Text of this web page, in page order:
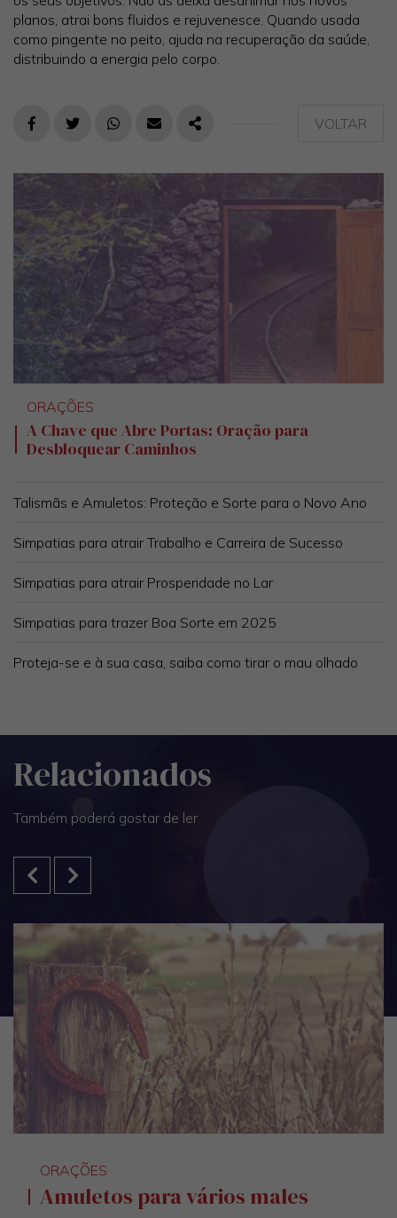
planos, atrai bons fluidos e rejuvenesce. Quando usada
como pingente no peito, ajuda na recuperação da saúde,
distribuindo a energia pelo corpo.
FACEBOOKTWITTERWHATSAPP
E-MAILPARTILHAR VOLTAR
ORAÇÕES
A Chave que Abre Portas: Oração para
Desbloquear Caminhos
Talismãs e Amuletos: Proteção e Sorte para o Novo Ano
Simpatias para atrair Trabalho e Carreira de Sucesso
Simpatias para atrair Prosperidade no Lar
Simpatias para trazer Boa Sorte em 2025
Proteja-se e à sua casa, saiba como tirar o mau olhado
Relacionados
Também poderá gostar de ler
ORAÇÕES
Amuletos para vários males